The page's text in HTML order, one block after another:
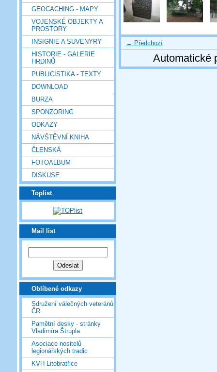
GEOCACHING - MAPY
VOJENSKÉ OBJEKTY A
PROSTORY
INSIGNIE A SUVENYRY
HISTORIE - GALERIE
HRDINŮ
PUBLICISTIKA - TEXTY
DOWNLOAD
BURZA
SPONZORING
ODKAZY
NÁVŠTĚVNÍ KNIHA
ČLENSKÁ
FOTOALBUM
DISKUSE
Toplist
Mail list
Oblíbené odkazy
Sdružení válečných veteránů
ČR
Pamětní desky - stránky
Vladimíra Štrupla
Asociace nositelů
legionářských tradic
KVH Litobratřice
← Předchozí
Automatické